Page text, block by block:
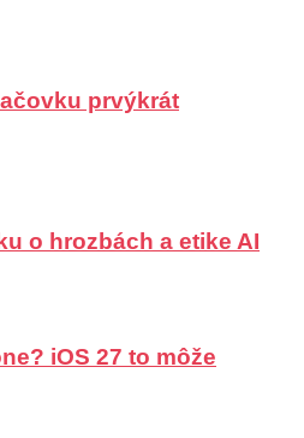
prvýkrát
o hrozbách a etike AI
iOS 27 to môže